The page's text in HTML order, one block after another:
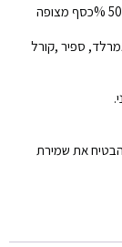
עגיל מהממם צמוד אוזן עשוי מתערובת מתכות וביניהם 50 %כסף מצופה
ספיר ,קורל
את שמירת